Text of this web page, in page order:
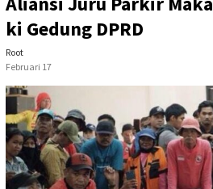
ki Gedung DPRD
Root
Februari 17